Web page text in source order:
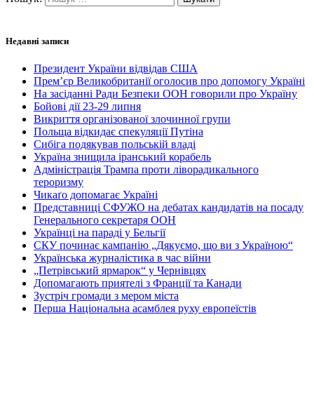
Недавні записи
Президент України відвідав США
Прем’єр Великобританії оголосив про допомогу Україні
На засіданні Ради Безпеки ООН говорили про Україну
Бойові дії 23-29 липня
Викриття організованої злочинної групи
Польща відкидає спекуляції Путіна
Сибіга подякував польській владі
Україна знищила іранський корабель
Адміністрація Трампа проти ліворадикального
тероризму
Чикаґо допомагає Україні
Представниці СФУЖО на дебатах кандидатів на посаду
Генерального секретаря ООН
Українці на параді у Бельгії
СКУ починає кампанію „Дякуємо, що ви з Україною“
Українська журналістика в час війни
„Петрівський ярмарок“ у Чернівцях
Допомагають приятелі з Франції та Канади
Зустріч громади з мером міста
Перша Національна асамблея руху европеїстів